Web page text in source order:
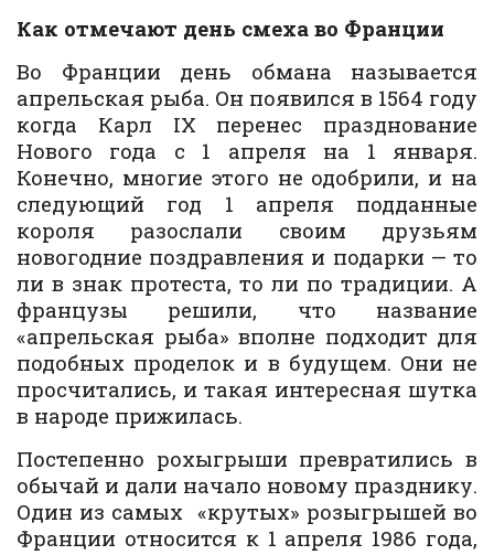
Как отмечают день смеха во Франции
Во Франции день обмана называется
апрельская рыба. Он появился в 1564 году
когда Карл IX перенес празднование
Нового года с 1 апреля на 1 января.
Конечно, многие этого не одобрили, и на
следующий год 1 апреля подданные
короля разослали своим друзьям
новогодние поздравления и подарки — то
ли в знак протеста, то ли по традиции. А
французы решили, что название
«апрельская рыба» вполне подходит для
подобных проделок и в будущем. Они не
просчитались, и такая интересная шутка
в народе прижилась.
Постепенно рохыгрыши превратились в
обычай и дали начало новому празднику.
Один из самых «крутых» розыгрышей во
Франции относится к 1 апреля 1986 года,